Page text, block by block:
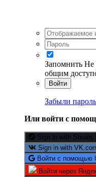
Запомнить Не
общим
Войти
Забыли
Или войти с
Sign in with Steam
Sign in with
Войти с помощью
Войти через